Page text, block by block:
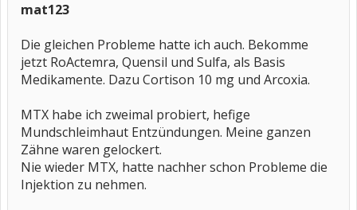
mat123
Die gleichen Probleme hatte ich auch. Bekomme
jetzt RoActemra, Quensil und Sulfa, als Basis
Medikamente. Dazu Cortison 10 mg und Arcoxia.
MTX habe ich zweimal probiert, hefige
Mundschleimhaut Entzündungen. Meine ganzen
Zähne waren gelockert.
Nie wieder MTX, hatte nachher schon Probleme die
Injektion zu nehmen.